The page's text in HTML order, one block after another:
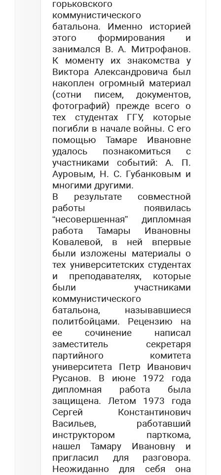
горьковского
коммунистического
батальона. Именно историей
этого формирования и
занимался В. А. Митрофанов.
К моменту их знакомства у
Виктора Александровича был
накоплен огромный материал
(сотни писем, документов,
фотографий) прежде всего о
тех студентах ГГУ, которые
погибли в начале войны. С его
помощью Тамаре Ивановне
удалось познакомиться с
участниками событий: А. П.
Ауровым, Н. С. Губанковым и
многими другими.
В результате совместной
работы появилась
“несовершенная” дипломная
работа Тамары Ивановны
Ковалевой, в ней впервые
были изложены материалы о
тех университетских студентах
и преподавателях, которые
были участниками
коммунистического
батальона, называвшиеся
политбойцами. Рецензию на
ее сочинение написал
заместитель секретаря
партийного комитета
университета Петр Иванович
Русанов. В июне 1972 года
дипломная работа была
защищена. Летом 1973 года
Сергей Константинович
Васильев, работавший
инструктором парткома,
нашел Тамару Ивановну и
пригласил для разговора.
Неожиданно для себя она